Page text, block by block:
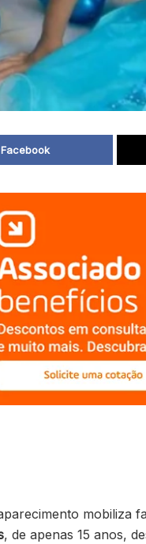
mobiliza
, de apenas 15 anos,